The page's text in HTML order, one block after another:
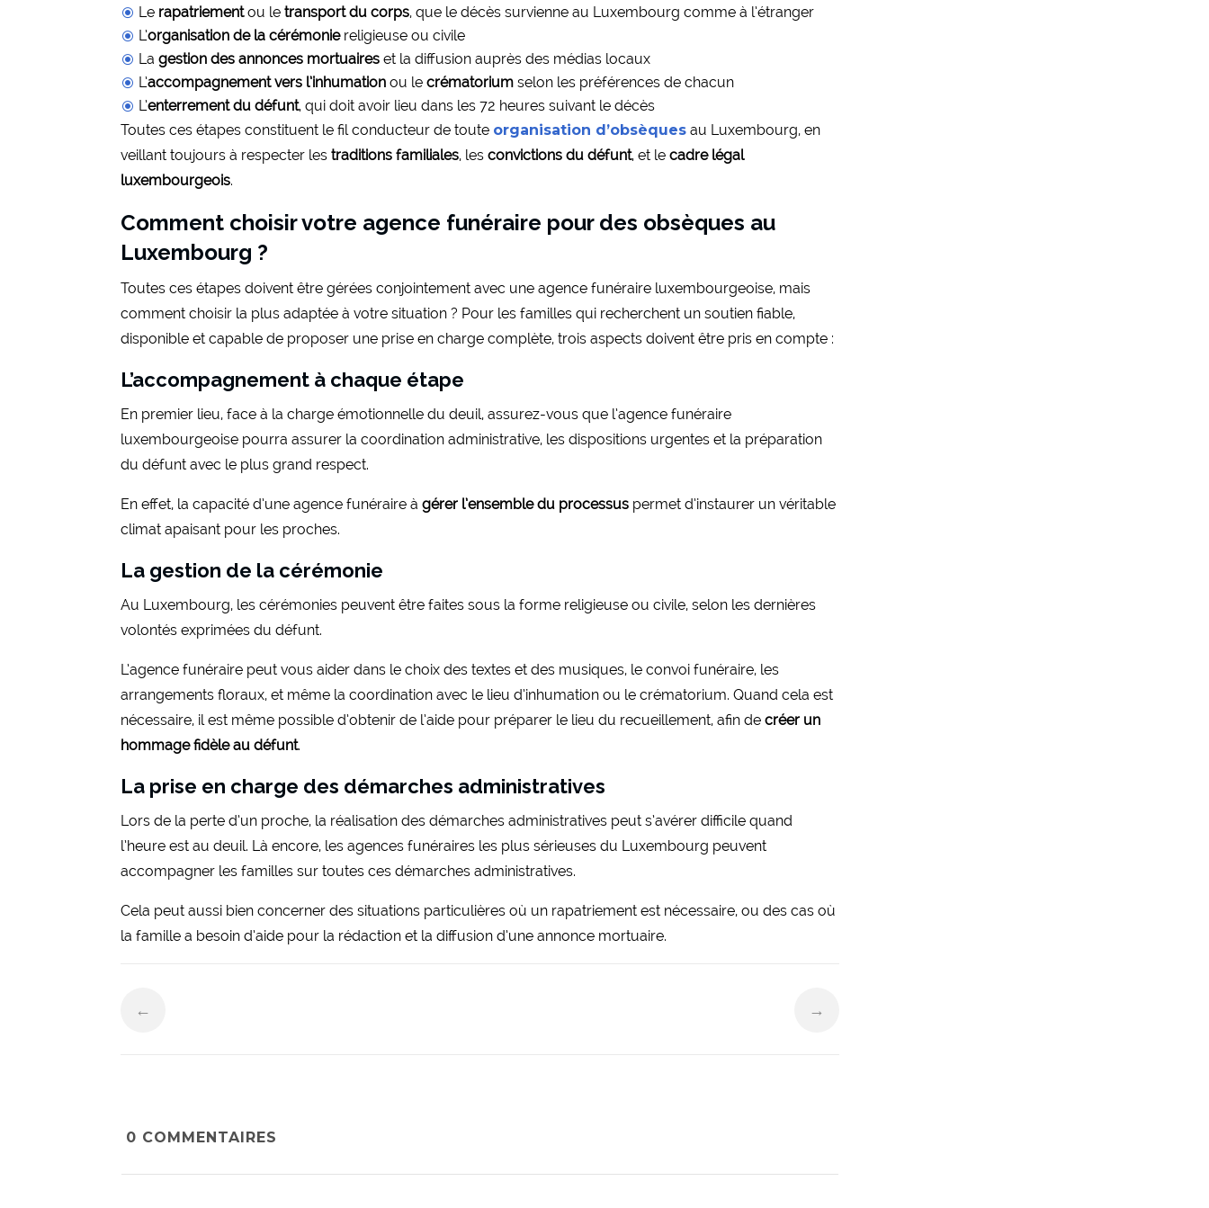
Le rapatriementou letransport du corps, que le décès survienne au Luxembourg comme à l’étranger
L’organisation de la cérémoniereligieuse ou civile
Lagestion des annonces mortuaires et la diffusion auprès des médias locaux
L’accompagnement vers l’inhumation ou lecrématorium selon les préférences de chacun
L’enterrement du défunt, qui doit avoir lieu dans les 72 heures suivant le décès
Toutes ces étapes constituent le fil conducteur de toute organisation d’obsèques au Luxembourg, en
veillant toujours à respecter lestraditions familiales, lesconvictions du défunt, et lecadre légal
luxembourgeois.
Comment choisir votre agence funéraire pour des obsèques au
Luxembourg ?
Toutes ces étapes doivent être gérées conjointement avec une agence funéraire luxembourgeoise, mais
comment choisir la plus adaptée à votre situation ? Pour les familles qui recherchent un soutien fiable,
disponible et capable de proposer une prise en charge complète, trois aspects doivent être pris en compte :
L’accompagnement à chaque étape
En premier lieu, face à la charge émotionnelle du deuil, assurez-vous que l’agence funéraire
luxembourgeoise pourra assurer la coordination administrative, les dispositions urgentes et la préparation
du défunt avec le plus grand respect.
En effet, la capacité d’une agence funéraire àgérer l’ensemble du processus permet d’instaurer un véritable
climat apaisant pour les proches.
La gestion de la cérémonie
Au Luxembourg, les cérémonies peuvent être faites sous la forme religieuse ou civile, selon les dernières
volontés exprimées du défunt.
L’agence funéraire peut vous aider dans le choix des textes et des musiques, le convoi funéraire, les
arrangements floraux, et même la coordination avec le lieu d’inhumation ou le crématorium. Quand cela est
nécessaire, il est même possible d’obtenir de l’aide pour préparer le lieu du recueillement, afin decréer un
hommage fidèle au défunt.
La prise en charge des démarches administratives
Lors de la perte d’un proche, la réalisation des démarches administratives peut s’avérer difficile quand
l’heure est au deuil. Là encore, les agences funéraires les plus sérieuses du Luxembourg peuvent
accompagner les familles sur toutes ces démarches administratives.
Cela peut aussi bien concerner des situations particulières où un rapatriement est nécessaire, ou des cas où
la famille a besoin d’aide pour la rédaction et la diffusion d’une annonce mortuaire.
← →
0 COMMENTAIRES